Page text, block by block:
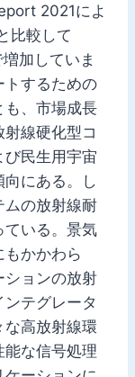
2021によ
比較して
加していま
トするための
も、市場成長
線硬化型コ
び民生用宇宙
にある。し
ムの放射線耐
ている。景気
かかわら
ションの放射
テグレータ
な高放射線環
な信号処理